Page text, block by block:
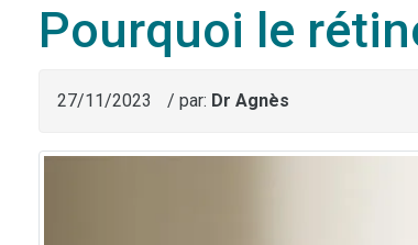
Pourquoi le
27/11/2023 / par: Dr Agnès